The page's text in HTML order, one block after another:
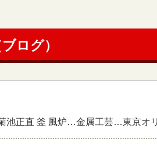
ログ）
池正直 釜 風炉…金属工芸…東京オ